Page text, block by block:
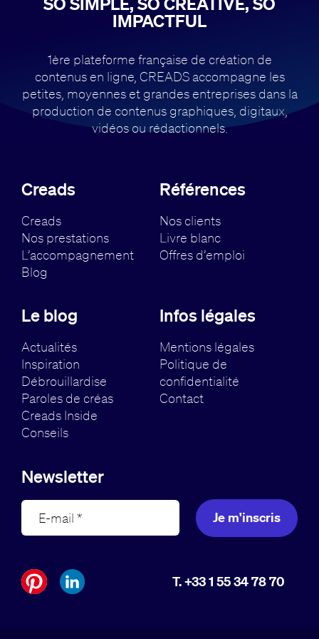
IMPACTFUL
1ère plateforme française de création de
contenus en ligne, CREADS accompagne les
petites, moyennes et grandes entreprises dans la
production de contenus graphiques, digitaux,
vidéos ou rédactionnels.
Creads
Creads
Nos prestations
L’accompagnement
Blog
Références
Nos clients
Livre blanc
Offres d’emploi
Le blog
Actualités
Inspiration
Débrouillardise
Paroles de créas
Creads Inside
Conseils
Infos légales
Mentions légales
Politique de
confidentialité
Contact
Newsletter
Je m'inscris
T. +33 1 55 34 78 70